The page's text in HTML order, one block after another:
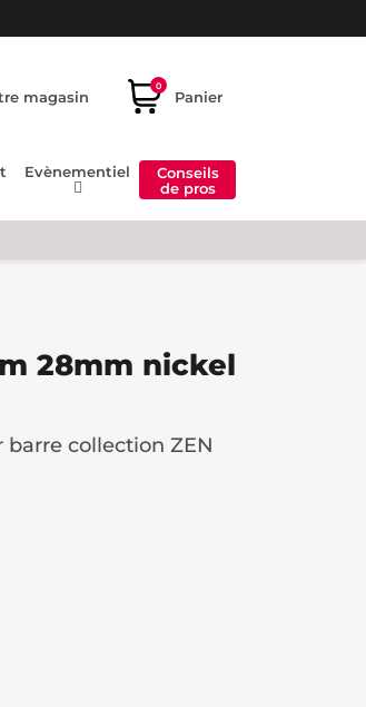
magasin
0
Panier
Evènementiel
Conseils
de pros
28mm nickel
collection ZEN